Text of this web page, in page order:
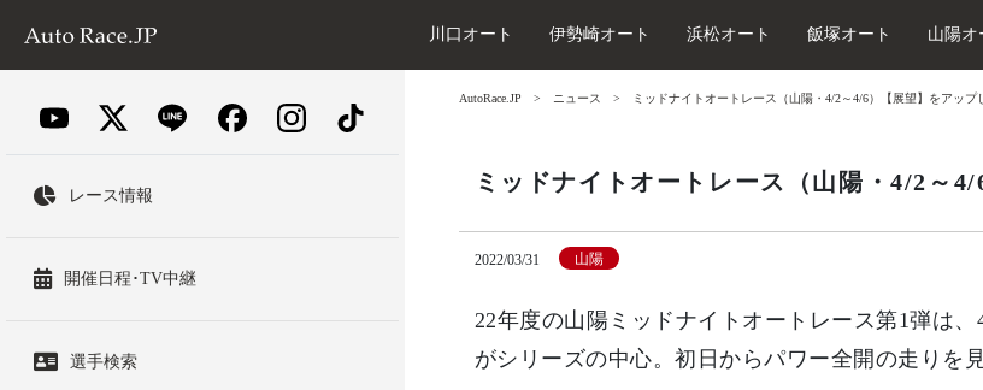
川口オート 伊勢崎オート 浜松オート 飯塚オート 山陽オ
レース情報
開催日程･TV中継
選手検索
AutoRace.JP ニュース ミッドナイトオートレース（山陽・4/2～4/6）【展望】をアップ
ミッドナイトオートレース（山陽・4/2～
2022/03/31 山陽
22年度の山陽ミッドナイトオートレース第1弾は
がシリーズの中心。初日からパワー全開の走りを